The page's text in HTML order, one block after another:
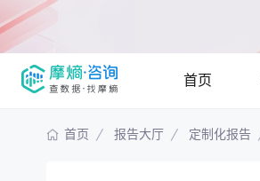
首页
首页 报告大厅 定制化报告